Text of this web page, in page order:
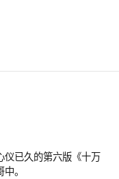
仪已久的第六版《十万
。